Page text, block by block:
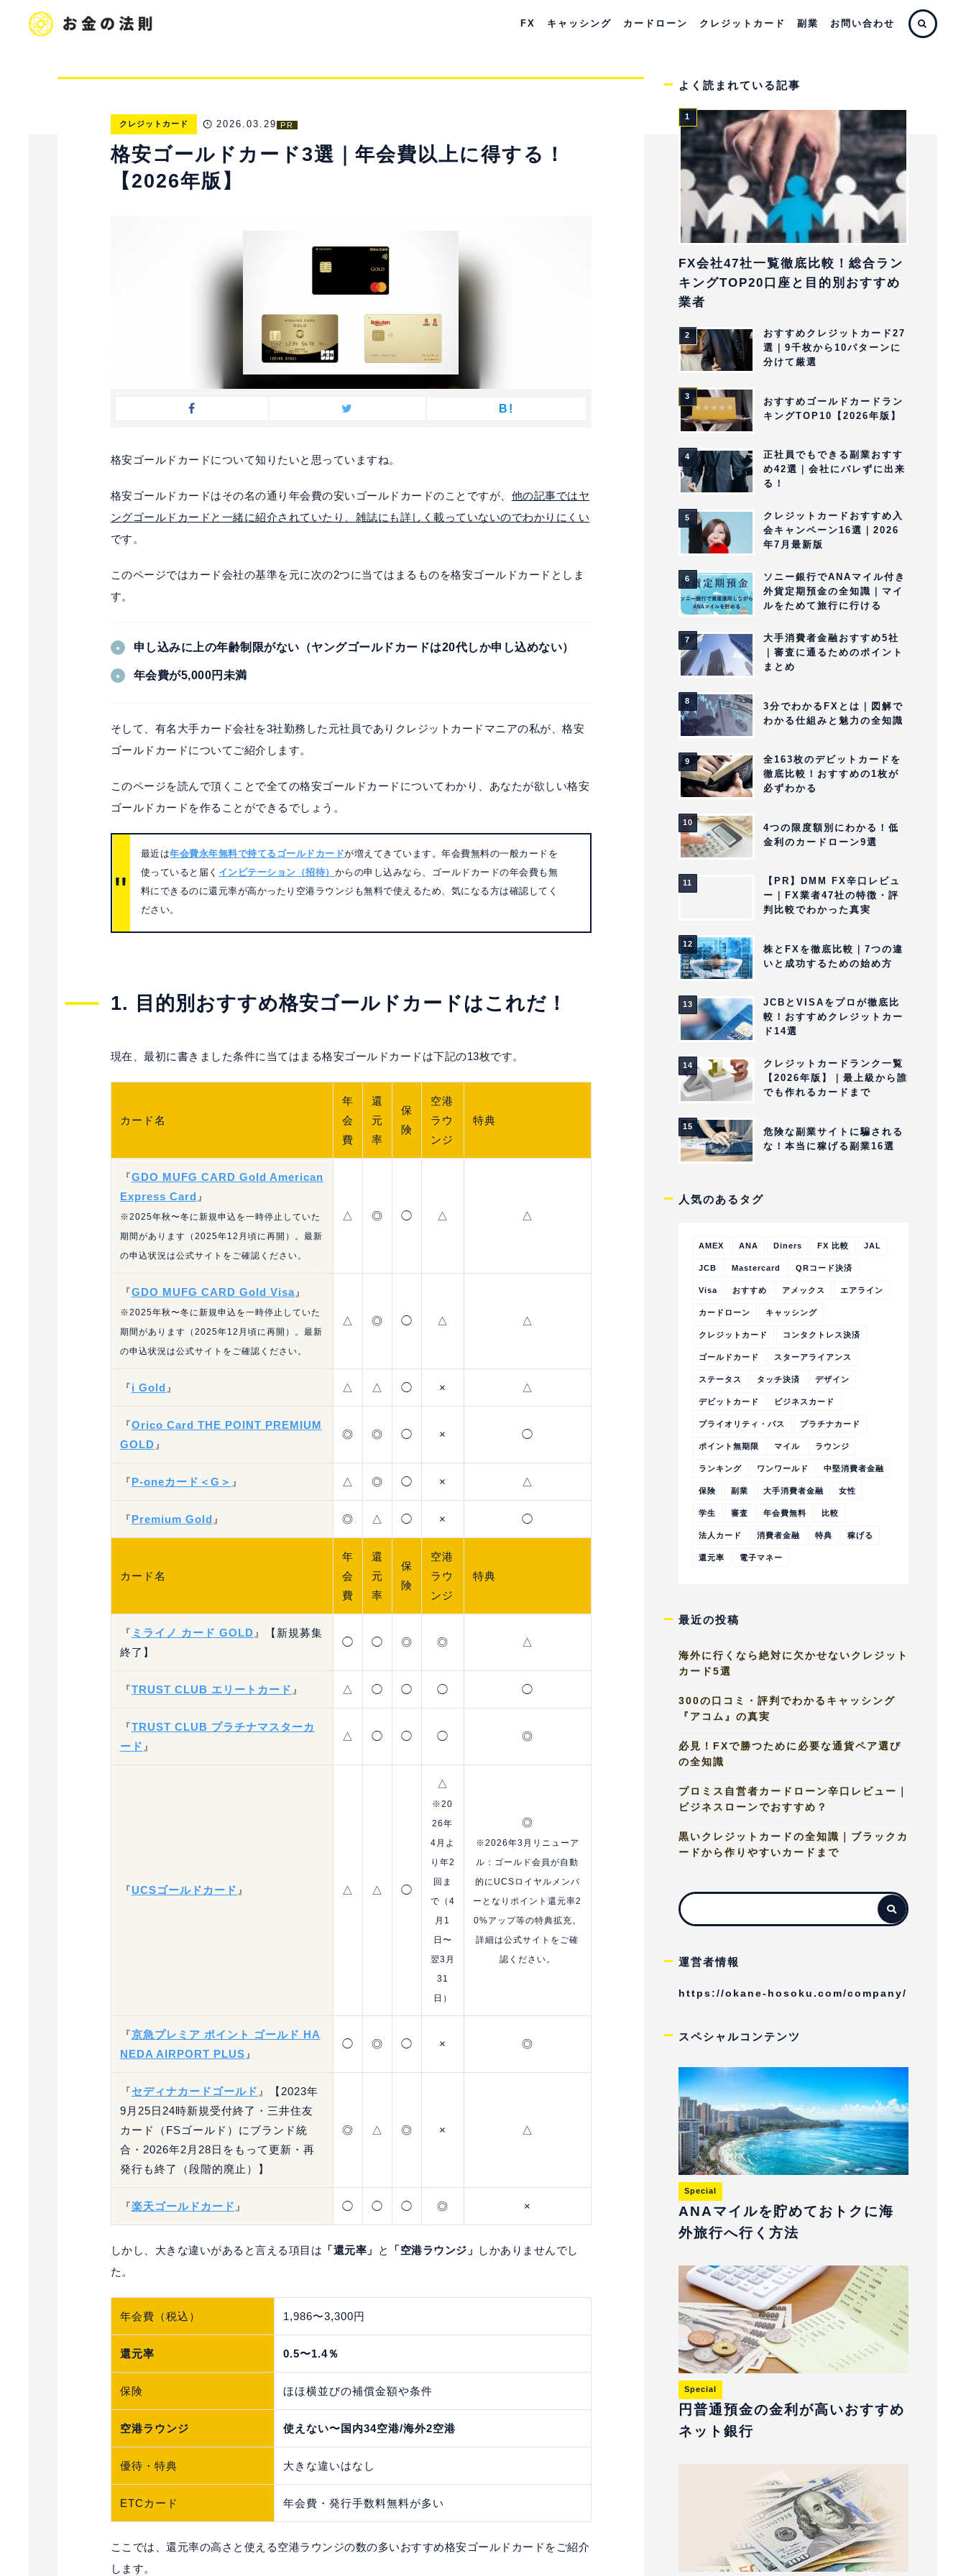
FX キャッシング カードローン クレジットカード 副業 お問い合わせ
PR
クレジットカード 2026.03.29
格安ゴールドカード3選｜年会費以上に得する！
【2026年版】
B!
格安ゴールドカードについて知りたいと思っていますね。
格安ゴールドカードはその名の通り年会費の安いゴールドカードのことですが、 他の記事ではヤ
ングゴールドカードと一緒に紹介されていたり、雑誌にも詳しく載っていないのでわかりにくい
です。
このページではカード会社の基準を元に次の2つに当てはまるものを格安ゴールドカードとしま
す。
申し込みに上の年齢制限がない（ヤングゴールドカードは20代しか申し込めない）
年会費が5,000円未満
そして、有名大手カード会社を3社勤務した元社員でありクレジットカードマニアの私が、格安
ゴールドカードについてご紹介します。
このページを読んで頂くことで全ての格安ゴールドカードについてわかり、あなたが欲しい格安
ゴールドカードを作ることができるでしょう。
最近は年会費永年無料で持てるゴールドカードが増えてきています。年会費無料の一般カードを
使っていると届く インビテーション（招待） からの申し込みなら、ゴールドカードの年会費も無
料にできるのに還元率が高かったり空港ラウンジも無料で使えるため、気になる方は確認してく
ださい。
1. 目的別おすすめ格安ゴールドカードはこれだ！
現在、最初に書きました条件に当てはまる格安ゴールドカードは下記の13枚です。
カード名
年
会
費
還
元
率
保
険
空港
ラウ
ンジ
特典
『GDO MUFG CARD Gold American
Express Card 』
※2025年秋〜冬に新規申込を一時停止していた
期間があります（2025年12月頃に再開）。最新
の申込状況は公式サイトをご確認ください。
△ ◎ ◯ △ △
『GDO MUFG CARD Gold Visa』
※2025年秋〜冬に新規申込を一時停止していた
期間があります（2025年12月頃に再開）。最新
の申込状況は公式サイトをご確認ください。
△ ◎ ◯ △ △
『i Gold 』 △ △ ◯ × △
『Orico Card THE POINT PREMIUM
GOLD 』
◎ ◎ ◯ × ◯
『P-oneカード＜G＞ 』 △ ◎ ◯ × △
『Premium Gold 』 ◎ △ ◯ × ◯
カード名
年
会
費
還
元
率
保
険
空港
ラウ
ンジ
特典
『 ミライノ カード GOLD 』【新規募集
終了】
◯ ◯ ◎ ◎ △
『TRUST CLUB エリートカード 』 △ ◯ ◯ ◯ ◯
『TRUST CLUB プラチナマスターカ
ード 』
△ ◯ ◯ ◯ ◎
『UCSゴールドカード 』 △ △ ◯
△
※20
26年
4月よ
り年2
回ま
で（4
月1
日〜
翌3月
31
日）
◎
※2026年3月リニューア
ル：ゴールド会員が自動
的にUCSロイヤルメンバ
ーとなりポイント還元率2
0%アップ等の特典拡充。
詳細は公式サイトをご確
認ください。
『京急プレミア ポイント ゴールド HA
NEDA AIRPORT PLUS 』
◯ ◎ ◯ × ◎
『セディナカードゴールド 』【2023年
9月25日24時新規受付終了・三井住友
カード（FSゴールド）にブランド統
合・2026年2月28日をもって更新・再
発行も終了（段階的廃止）】
◎ △ ◎ × △
『楽天ゴールドカード 』 ◯ ◯ ◯ ◎ ×
しかし、大きな違いがあると言える項目は 「還元率」 と 「空港ラウンジ」
しかありませんでし
た。
年会費（税込） 1,986〜3,300円
還元率 0.5〜1.4％
保険 ほほ横並びの補償金額や条件
空港ラウンジ 使えない〜国内34空港/海外2空港
優待・特典 大きな違いはなし
ETCカード 年会費・発行手数料無料が多い
ここでは、還元率の高さと使える空港ラウンジの数の多いおすすめ格安ゴールドカードをご紹介
します。
よく読まれている記事
FX会社47社一覧徹底比較！総合ラン
キングTOP20口座と目的別おすすめ
業者
おすすめクレジットカード27
選｜9千枚から10パターンに
分けて厳選
おすすめゴールドカードラン
キングTOP10【2026年版】
正社員でもできる副業おすす
め42選｜会社にバレずに出来
る！
クレジットカードおすすめ入
会キャンペーン16選｜2026
年7月最新版
ソニー銀行でANAマイル付き
外貨定期預金の全知識｜マイ
ルをためて旅行に行ける
大手消費者金融おすすめ5社
｜審査に通るためのポイント
まとめ
3分でわかるFXとは｜図解で
わかる仕組みと魅力の全知識
全163枚のデビットカードを
徹底比較！おすすめの1枚が
必ずわかる
4つの限度額別にわかる！低
金利のカードローン9選
【PR】DMM FX辛口レビュ
ー｜FX業者47社の特徴・評
判比較でわかった真実
株とFXを徹底比較｜7つの違
いと成功するための始め方
JCBとVISAをプロが徹底比
較！おすすめクレジットカー
ド14選
クレジットカードランク一覧
【2026年版】｜最上級から誰
でも作れるカードまで
危険な副業サイトに騙される
な！本当に稼げる副業16選
人気のあるタグ
AMEX ANA Diners FX 比較 JAL
JCB Mastercard QRコード決済
Visa おすすめ アメックス エアライン
カードローン キャッシング
クレジットカード コンタクトレス決済
ゴールドカード スターアライアンス
ステータス タッチ決済 デザイン
デビットカード ビジネスカード
プライオリティ・パス プラチナカード
ポイント無期限 マイル ラウンジ
ランキング ワンワールド 中堅消費者金融
保険 副業 大手消費者金融 女性
学生 審査 年会費無料 比較
法人カード 消費者金融 特典 稼げる
還元率 電子マネー
最近の投稿
海外に行くなら絶対に欠かせないクレジット
カード5選
300の口コミ・評判でわかるキャッシング
『アコム』の真実
必見！FXで勝つために必要な通貨ペア選び
の全知識
プロミス自営者カードローン辛口レビュー｜
ビジネスローンでおすすめ？
黒いクレジットカードの全知識｜ブラックカ
ードから作りやすいカードまで
運営者情報
https://okane-hosoku.com/company/
スペシャルコンテンツ
Special
ANAマイルを貯めておトクに海
外旅行へ行く方法
Special
円普通預金の金利が高いおすすめ
ネット銀行